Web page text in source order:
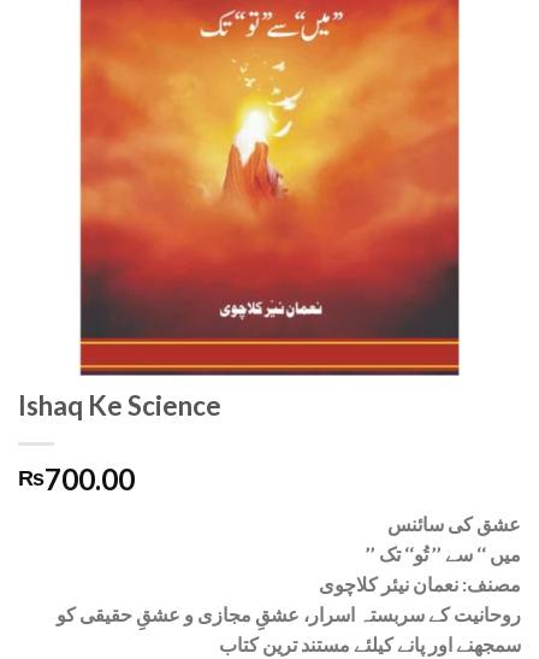
Ishaq Ke Science
₨700.00
عشق کی سائنس
’’ میں ‘‘ سے ’’ تُو‘‘ تک
مصنف: نعمان نیئر کلاچوی
روحانیت کے سربستہ اسرار، عشقِ مجازی و عشقِ حقیقی کو
سمجھنے اور پانے کیلئے مستند ترین کتاب